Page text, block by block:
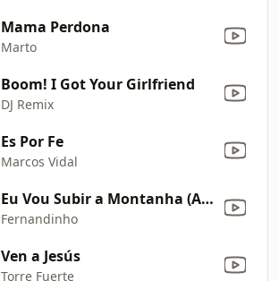
Mama Perdona
Marto
Boom! I Got Your Girlfriend
DJ Remix
Es Por Fe
Marcos Vidal
Eu Vou Subir a Montanha (Ao Vivo)
Fernandinho
Ven a Jesús
Torre Fuerte